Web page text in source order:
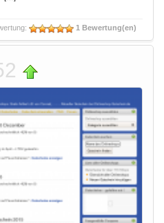
1 Bewertung(en)